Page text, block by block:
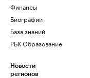
Финансы
Биографии
База знаний
РБК Образование
Новости
регионов